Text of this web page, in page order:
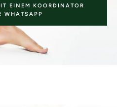
EINEM KOORDINATOR
WHATSAPP